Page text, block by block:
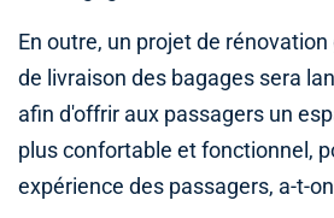
En outre, un projet de
de livraison des bagages sera
afin d'offrir aux passagers un
plus confortable et fonctionnel,
expérience des passagers, a-t-